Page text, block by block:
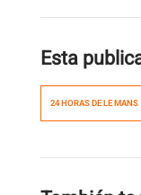
Esta
24 HORAS DE LE MANS